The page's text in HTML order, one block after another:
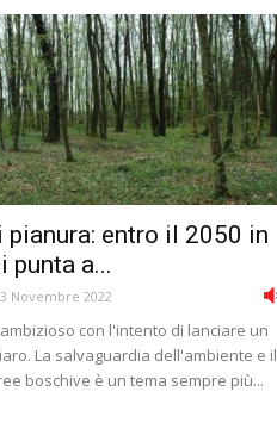
pianura: entro il 2050 in
punta a...
Novembre 2022
con l'intento di lanciare un
La salvaguardia dell'ambiente e il
boschive è un tema sempre più...